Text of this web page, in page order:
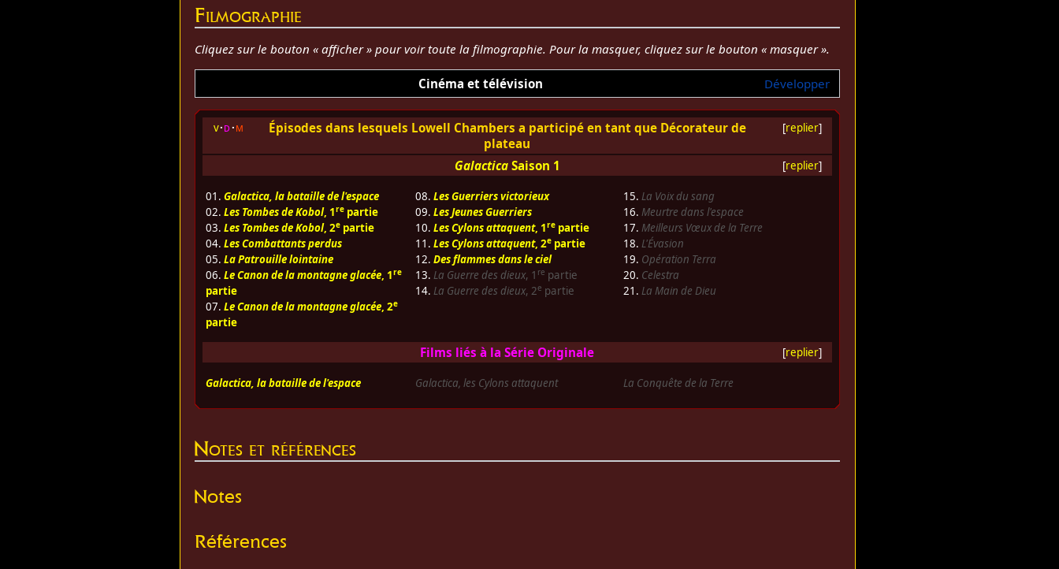
Filmographie
Cliquez sur le bouton « afficher » pour voir toute la filmographie. Pour la masquer, cliquez sur le bouton « masquer ».
Développer
Cinéma et télévision
[replier]
v d m
Épisodes dans lesquels Lowell Chambers a participé en tant que Décorateur de
plateau
[replier]
Galactica Saison 1
01. Galactica, la bataille de l'espace
02. Les Tombes de Kobol, 1repartie
03. Les Tombes de Kobol, 2epartie
04. Les Combattants perdus
05. La Patrouille lointaine
06. Le Canon de la montagne glacée, 1re
partie
07. Le Canon de la montagne glacée, 2e
partie
08. Les Guerriers victorieux
09. Les Jeunes Guerriers
10. Les Cylons attaquent, 1repartie
11. Les Cylons attaquent, 2epartie
12. Des flammes dans le ciel
13. La Guerre des dieux, 1 re partie
14. La Guerre des dieux, 2e partie
15. La Voix du sang
16. Meurtre dans l'espace
17. Meilleurs Vœux de la Terre
18. L'Évasion
19. Opération Terra
20. Celestra
21. La Main de Dieu
[replier]
Films liés à la Série Originale
Galactica, la bataille de l'espace Galactica, les Cylons attaquent La Conquête de la Terre
Notes et références
Notes
Références